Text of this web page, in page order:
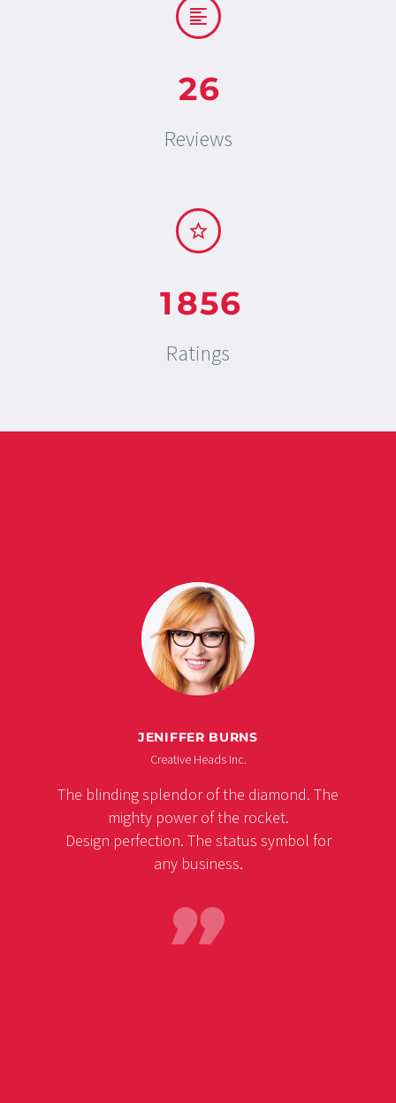
26
Reviews
1856
Ratings
JENIFFER BURNS
Creative Heads Inc.
The blinding splendor of the diamond. The
mighty power of the rocket.
Design perfection. The status symbol for
any business.